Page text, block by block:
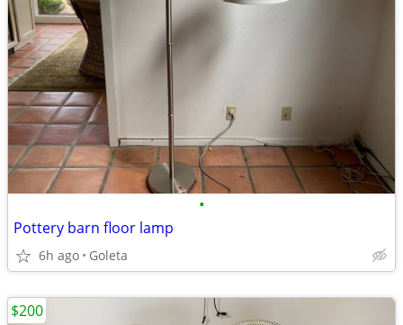
•
Pottery barn floor lamp
6h ago Goleta
$200